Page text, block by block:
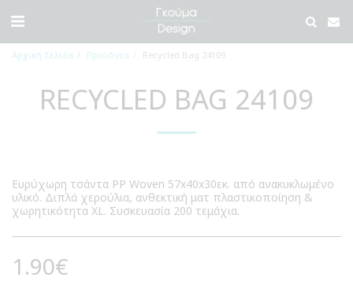
Αρχική Σελίδα Προϊόντα Recycled Bag 24109
RECYCLED BAG 24109
Ευρύχωρη τσάντα PP Woven 57x40x30εκ. από ανακυκλωμένο
υλικό. Διπλά χερούλια, ανθεκτική ματ πλαστικοποίηση &
χωρητικότητα XL. Συσκευασία 200 τεμάχια.
1.90€